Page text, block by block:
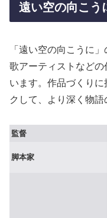
遠い空の向こう
「遠い空の向こうに
歌アーティストなど
います。作品づくり
クして、より深く物語
監督
脚本家